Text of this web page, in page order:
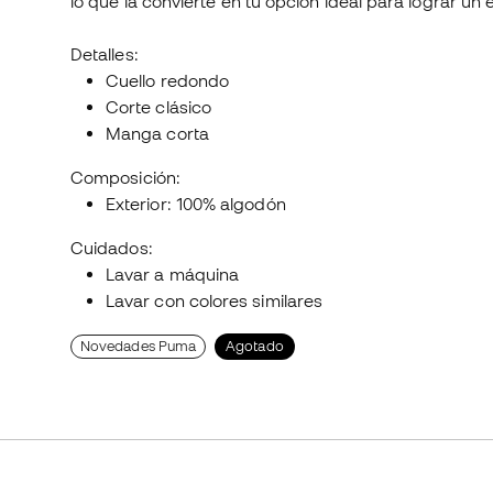
Detalles:
Cuello redondo
Corte clásico
Manga corta
Composición:
Exterior: 100% algodón
Cuidados:
Lavar a máquina
Lavar con colores similares
Novedades Puma Agotado